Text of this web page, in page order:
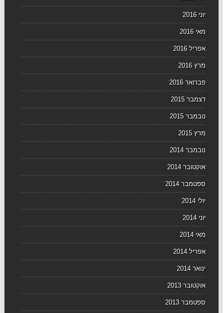
יוני 2016
מאי 2016
אפריל 2016
מרץ 2016
פברואר 2016
דצמבר 2015
נובמבר 2015
מרץ 2015
נובמבר 2014
אוקטובר 2014
ספטמבר 2014
יולי 2014
יוני 2014
מאי 2014
אפריל 2014
ינואר 2014
אוקטובר 2013
ספטמבר 2013